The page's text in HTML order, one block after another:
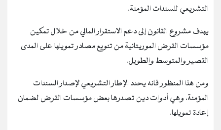
التشريعي للسندات المؤمنة.
يهدف مشروع القانون إلى دعم الاستقرار المالي من خلال تمكين
مؤسسات القرض الموريتانية من تنويع مصادر تمويلها على المدى
القصير والمتوسط والطويل.
ومن هذا المنظور فانه يحدد الإطار التشريعي لإصدار السندات
المؤمنة، وهي أدوات دين تصدرها بعض مؤسسات القرض لضمان
إعادة تمويلها.